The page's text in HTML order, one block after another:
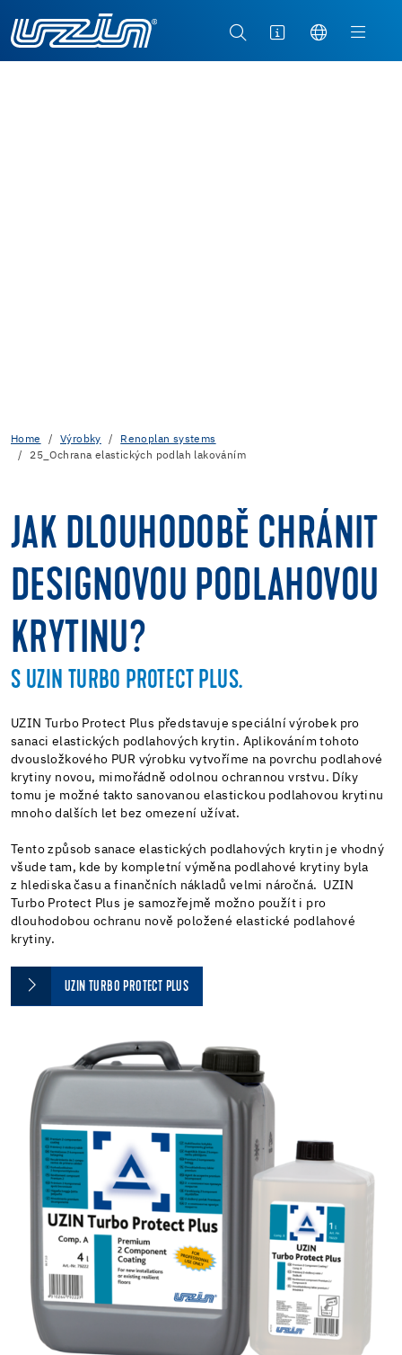
Home Výrobky
Renoplan systems
25_Ochrana elastických podlah lakováním
JAK DLOUHODOBĚ CHRÁNIT
DESIGNOVOU PODLAHOVOU
KRYTINU?
S UZIN TURBO PROTECT PLUS.
UZIN Turbo Protect Plus představuje speciální výrobek pro
sanaci elastických podlahových krytin. Aplikováním tohoto
dvousložkového PUR výrobku vytvoříme na povrchu podlahové
krytiny novou, mimořádně odolnou ochrannou vrstvu. Díky
tomu je možné takto sanovanou elastickou podlahovou krytinu
mnoho dalších let bez omezení užívat.
Tento způsob sanace elastických podlahových krytin je vhodný
všude tam, kde by kompletní výměna podlahové krytiny byla
z hlediska času a finančních nákladů velmi náročná. UZIN
Turbo Protect Plus je samozřejmě možno použít i pro
dlouhodobou ochranu nově položené elastické podlahové
krytiny.
UZIN TURBO PROTECT PLUS